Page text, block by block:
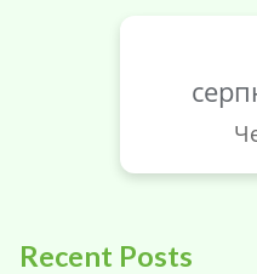
Recent Posts